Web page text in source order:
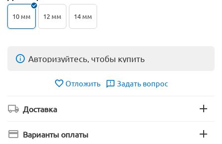
10 мм 12 мм 14 мм
Авторизуйтесь, чтобы купить
Отложить Задать вопрос
Доставка
Варианты оплаты